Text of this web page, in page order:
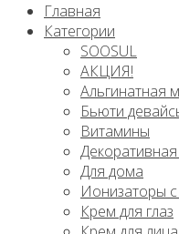
Главная
Категории
SOOSUL
АКЦИЯ!
Альгинатная
Бьюти
Витамины
Для дома
Ионизаторы
Крем для глаз